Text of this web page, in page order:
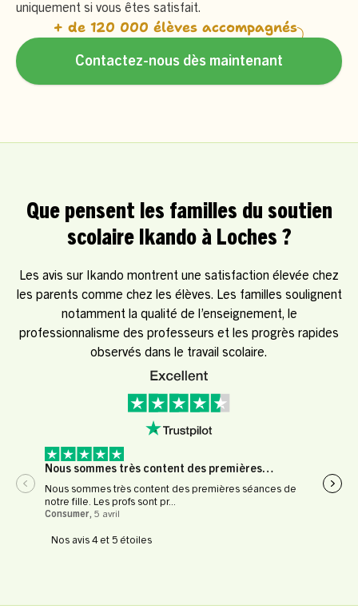
uniquement si vous êtes satisfait.
+ de 120 000 élèves accompagnés
Contactez-nous dès maintenant
Que pensent les familles du soutien
scolaire Ikando à Loches ?
Les avis sur Ikando montrent une satisfaction élevée chez
les parents comme chez les élèves. Les familles soulignent
notamment la qualité de l’enseignement, le
professionnalisme des professeurs et les progrès rapides
observés dans le travail scolaire.
Nous sommes très content des premières…
Nous sommes très content des premières séances de
notre fille. Les profs sont pr...
Consumer, 5 avril
Nos avis 4 et 5 étoiles